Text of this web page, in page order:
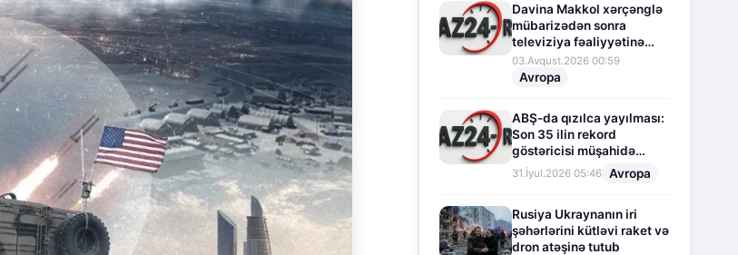
Davina Makkol xərçənglə
mübarizədən sonra
televiziya fəaliyyətinə
fasilə verir
03.Avqust.2026 00:59
Avropa
ABŞ-da qızılca yayılması:
Son 35 ilin rekord
göstəricisi müşahidə
olunur
31.İyul.2026 05:46 Avropa
Rusiya Ukraynanın iri
şəhərlərini kütləvi raket və
dron atəşinə tutub